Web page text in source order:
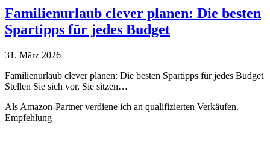
Familienurlaub clever planen: Die besten
Spartipps für jedes Budget
31. März 2026
Familienurlaub clever planen: Die besten Spartipps für jedes Budget
Stellen Sie sich vor, Sie sitzen…
Als Amazon-Partner verdiene ich an qualifizierten Verkäufen.
Empfehlung